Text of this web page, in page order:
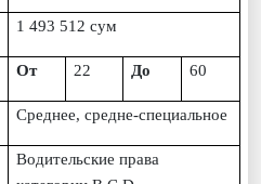
1 493 512 сум
От 22 До 60
Среднее, средне-специальное
Водительские права